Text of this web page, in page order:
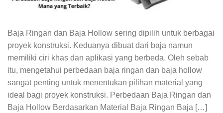
Baja Ringan dan Baja Hollow sering dipilih untuk berbagai
proyek konstruksi. Keduanya dibuat dari baja namun
memiliki ciri khas dan aplikasi yang berbeda. Oleh sebab
itu, mengetahui perbedaan baja ringan dan baja hollow
sangat penting untuk menentukan pilihan material yang
ideal bagi proyek konstruksi. Perbedaan Baja Ringan dan
Baja Hollow Berdasarkan Material Baja Ringan Baja […]